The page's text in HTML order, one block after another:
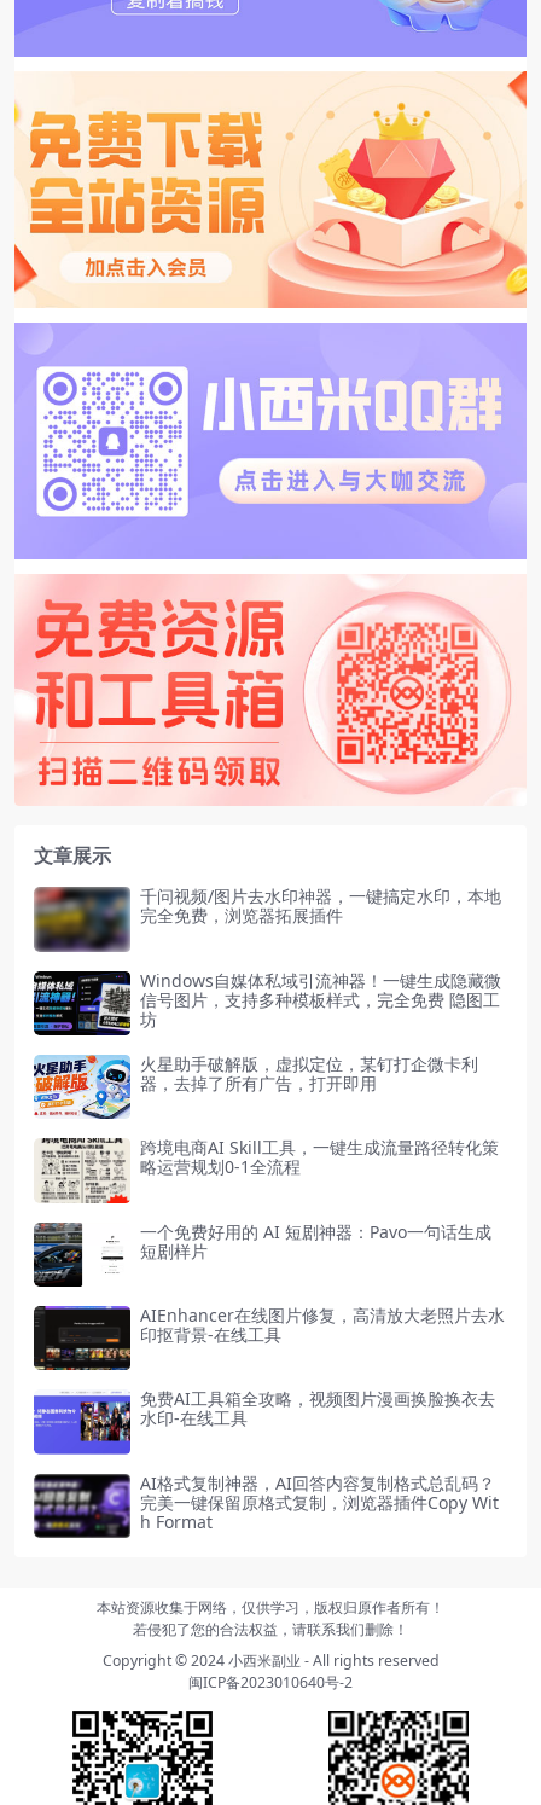
文章展示
千问视频/图片去水印神器，一键搞定水印，本地
完全免费，浏览器拓展插件
Windows自媒体私域引流神器！一键生成隐藏微
信号图片，支持多种模板样式，完全免费 隐图工
坊
火星助手破解版，虚拟定位，某钉打企微卡利
器，去掉了所有广告，打开即用
跨境电商AI Skill工具，一键生成流量路径转化策
略运营规划0-1全流程
一个免费好用的 AI 短剧神器：Pavo一句话生成
短剧样片
AIEnhancer在线图片修复，高清放大老照片去水
印抠背景-在线工具
免费AI工具箱全攻略，视频图片漫画换脸换衣去
水印-在线工具
AI格式复制神器，AI回答内容复制格式总乱码？
完美一键保留原格式复制，浏览器插件Copy Wit
h Format
本站资源收集于网络，仅供学习，版权归原作者所有！
若侵犯了您的合法权益，请联系我们删除！
Copyright © 2024小西米副业 - All rights reserved
闽ICP备2023010640号-2